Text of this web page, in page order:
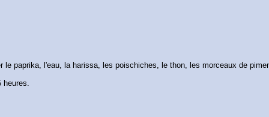
le paprika, l'eau, la harissa, les poischiches, le thon, les morceaux de
heures.